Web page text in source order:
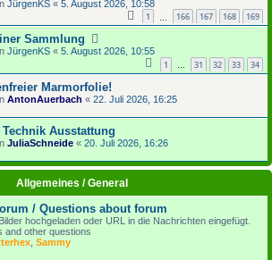
JürgenKS « 5. August 2026, 10:58
1 166 167 168 169
Sammlung
JürgenKS « 5. August 2026, 10:55
1 … 31 32 33 34
Marmorfolie!
AntonAuerbach « 22. Juli 2026, 16:25
Ausstattung
JuliaSchneide « 20. Juli 2026, 16:26
Allgemeines / General
/ Questions about forum
hochgeladen oder URL in die Nachrichten eingefügt.
and other questions
Sammy